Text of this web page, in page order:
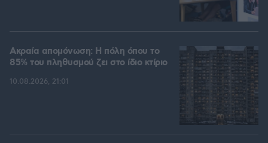
Ακραία απομόνωση: Η πόλη όπου το
85% του πληθυσμού ζει στο ίδιο κτίριο
10.08.2026, 21:01